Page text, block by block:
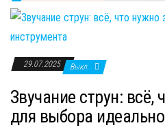
29.07.2025 Выкл.
Звучание струн: всё,
для выбора